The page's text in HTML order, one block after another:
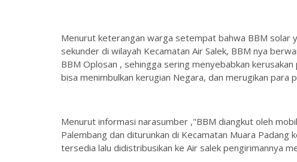
Menurut keterangan warga setempat bahwa BBM solar
sekunder di wilayah Kecamatan Air Salek, BBM nya
BBM Oplosan , sehingga sering menyebabkan
bisa menimbulkan kerugian Negara, dan merugikan para
Menurut informasi narasumber ,"BBM diangkut oleh
Palembang dan diturunkan di Kecamatan Muara Padang
tersedia lalu didistribusikan ke Air salek pengirimannya